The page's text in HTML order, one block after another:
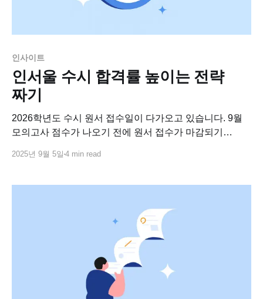
인사이트
인서울 수시 합격률 높이는 전략
짜기
2026학년도 수시 원서 접수일이 다가오고 있습니다. 9월
모의고사 점수가 나오기 전에 원서 접수가 마감되기
모두 최종 결정을 하고 있는 시기입니다. 2026 수시
2025년 9월 5일 4 min read